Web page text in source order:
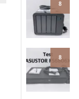
8
8